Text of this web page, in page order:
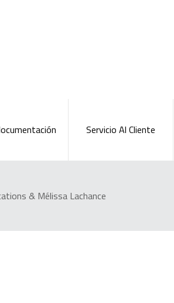
Servicio Al Cliente
& Mélissa Lachance